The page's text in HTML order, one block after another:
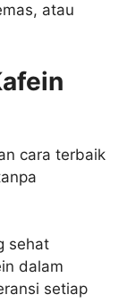
atau
cara terbaik
sehat
dalam
setiap